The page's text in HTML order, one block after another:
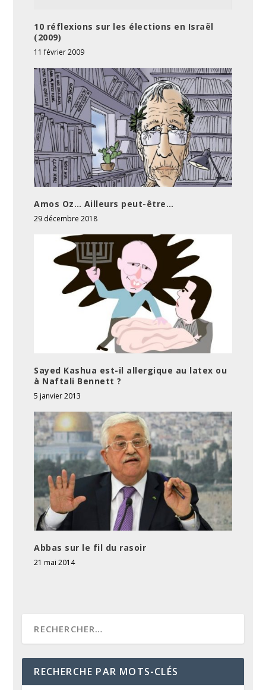
10 réflexions sur les élections en Israël
(2009)
11 février 2009
Amos Oz… Ailleurs peut-être…
29 décembre 2018
Sayed Kashua est-il allergique au latex ou
à Naftali Bennett ?
5 janvier 2013
Abbas sur le fil du rasoir
21 mai 2014
RECHERCHE PAR MOTS-CLÉS